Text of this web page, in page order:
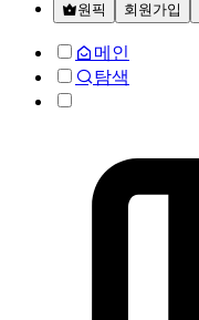
원픽 회원가입
메인
탐색